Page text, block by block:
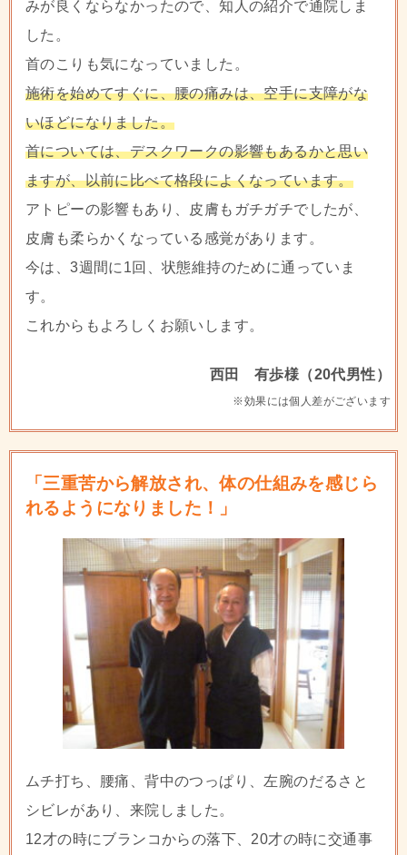
みが良くならなかったので、知人の紹介で通院しま
した。
首のこりも気になっていました。
施術を始めてすぐに、腰の痛みは、空手に支障がな
いほどになりました。
首については、デスクワークの影響もあるかと思い
ますが、以前に比べて格段によくなっています。
アトピーの影響もあり、皮膚もガチガチでしたが、
皮膚も柔らかくなっている感覚があります。
今は、3週間に1回、状態維持のために通っていま
す。
これからもよろしくお願いします。
西田 有歩様（20代男性）
※効果には個人差がございます
「三重苦から解放され、体の仕組みを感じら
れるようになりました！」
ムチ打ち、腰痛、背中のつっぱり、左腕のだるさと
シビレがあり、来院しました。
12才の時にブランコからの落下、20才の時に交通事